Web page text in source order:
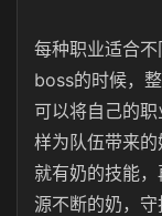
每种职业适合
boss的时候，
可以将自己的
样为队伍带来
就有奶的技能
源不断的奶，